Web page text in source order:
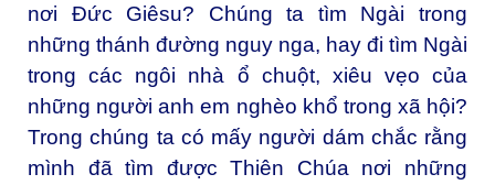
nơi Đức Giêsu? Chúng ta tìm Ngài trong
những thánh đường nguy nga, hay đi tìm Ngài
trong các ngôi nhà ổ chuột, xiêu vẹo của
những người anh em nghèo khổ trong xã hội?
Trong chúng ta có mấy người dám chắc rằng
mình đã tìm được Thiên Chúa nơi những